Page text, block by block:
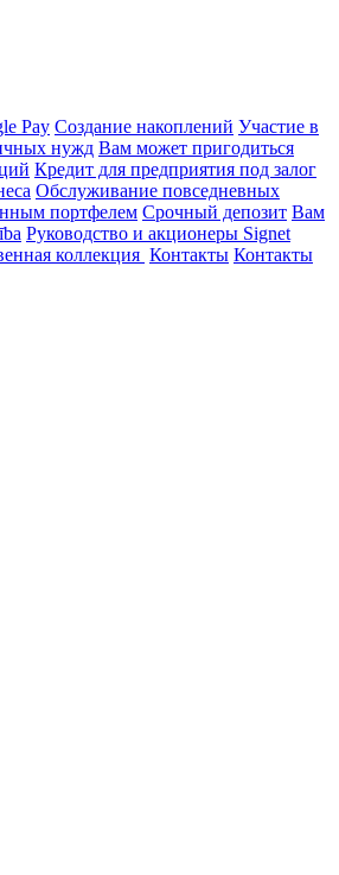
Pay Создание накоплений Участие в
нужд Вам может пригодиться
Кредит для предприятия под залог
Обслуживание повседневных
портфелем Срочный депозит Вам
Руководство и акционеры Signet
коллекция Контакты Контакты